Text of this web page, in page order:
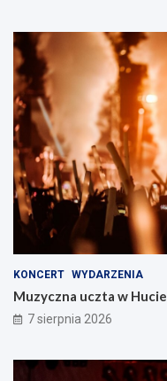
KONCERT WYDARZENIA
Muzyczna uczta w
7 sierpnia 2026